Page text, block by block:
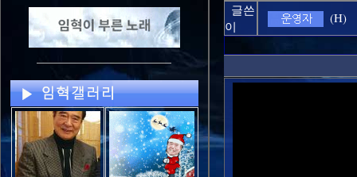
글쓴
이
(H)